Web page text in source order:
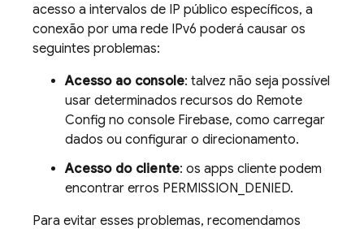
acesso a intervalos de IP público específicos, a
conexão por uma rede IPv6 poderá causar os
seguintes problemas:
Acesso ao console: talvez não seja possível
usar determinados recursos do Remote
Config no console Firebase, como carregar
dados ou configurar o direcionamento.
Acesso do cliente: os apps cliente podem
encontrar erros PERMISSION_DENIED.
Para evitar esses problemas, recomendamos